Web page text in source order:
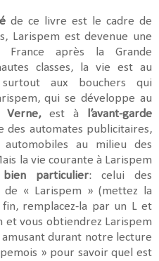
de ce livre est le cadre de
Larispem est devenue une
France après la Grande
classes, la vie est au
aux bouchers qui
qui se développe au
Verne,est à
l’avant-garde
des automates publicitaires,
au milieu des
la vie courante à Larispem
bien particulier: celui des
« Larispem » (mettez la
remplacez-la par un L et
et vous obtiendrez Larispem
durant notre lecture
» pour savoir quel est